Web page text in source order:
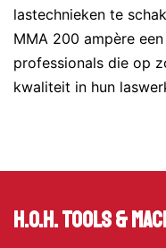
lastechnieken te
MMA 200 ampère
professionals die op
kwaliteit in hun
H.O.H. Tools &